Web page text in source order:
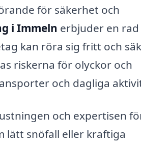
för säkerhet och
i Immeln erbjuder en rad
kan röra sig fritt och
riskerna för olyckor och
och dagliga
och expertisen
lätt snöfall eller kraftiga